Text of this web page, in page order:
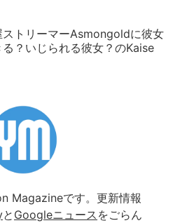
ストリーマーAsmongoldに彼女
る？いじられる彼女？のKaise
Magazineです。更新情報
と Googleニュース をごらん